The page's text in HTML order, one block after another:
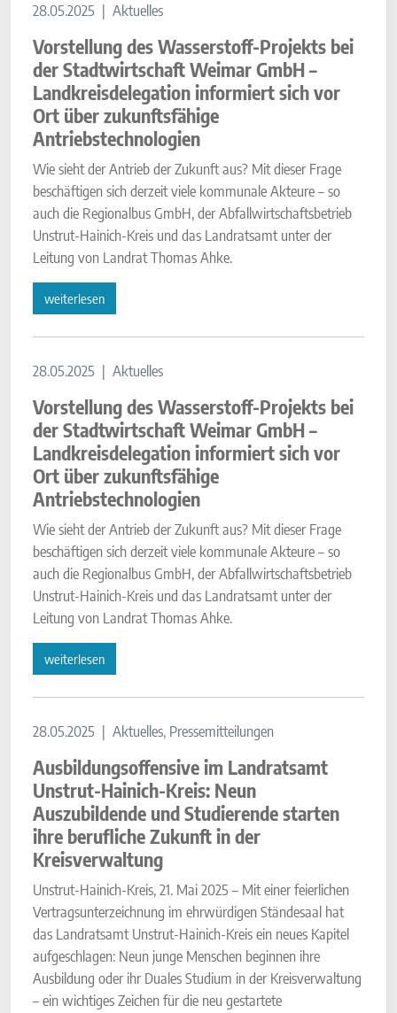
28.05.2025 Aktuelles
Vorstellung des Wasserstoff-Projekts bei
der Stadtwirtschaft Weimar GmbH –
Landkreisdelegation informiert sich vor
Ort über zukunftsfähige
Antriebstechnologien
Wie sieht der Antrieb der Zukunft aus? Mit dieser Frage
beschäftigen sich derzeit viele kommunale Akteure – so
auch die Regionalbus GmbH, der Abfallwirtschaftsbetrieb
Unstrut-Hainich-Kreis und das Landratsamt unter der
Leitung von Landrat Thomas Ahke.
weiterlesen
28.05.2025 Aktuelles
Vorstellung des Wasserstoff-Projekts bei
der Stadtwirtschaft Weimar GmbH –
Landkreisdelegation informiert sich vor
Ort über zukunftsfähige
Antriebstechnologien
Wie sieht der Antrieb der Zukunft aus? Mit dieser Frage
beschäftigen sich derzeit viele kommunale Akteure – so
auch die Regionalbus GmbH, der Abfallwirtschaftsbetrieb
Unstrut-Hainich-Kreis und das Landratsamt unter der
Leitung von Landrat Thomas Ahke.
weiterlesen
28.05.2025 Aktuelles, Pressemitteilungen
Ausbildungsoffensive im Landratsamt
Unstrut-Hainich-Kreis: Neun
Auszubildende und Studierende starten
ihre berufliche Zukunft in der
Kreisverwaltung
Unstrut-Hainich-Kreis, 21. Mai 2025 – Mit einer feierlichen
Vertragsunterzeichnung im ehrwürdigen Ständesaal hat
das Landratsamt Unstrut-Hainich-Kreis ein neues Kapitel
aufgeschlagen: Neun junge Menschen beginnen ihre
Ausbildung oder ihr Duales Studium in der Kreisverwaltung
– ein wichtiges Zeichen für die neu gestartete